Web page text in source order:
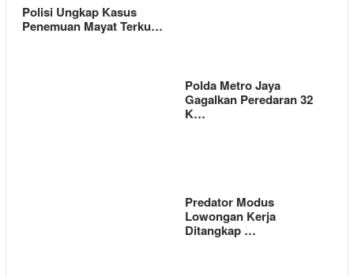
Polisi Ungkap Kasus
Penemuan Mayat Terku…
Polda Metro Jaya
Gagalkan Peredaran 32
K…
Predator Modus
Lowongan Kerja
Ditangkap …